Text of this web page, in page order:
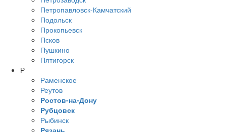
Петропавловск-Камчатский
Подольск
Прокопьевск
Псков
Пушкино
Пятигорск
Р
Раменское
Реутов
Ростов-на-Дону
Рубцовск
Рыбинск